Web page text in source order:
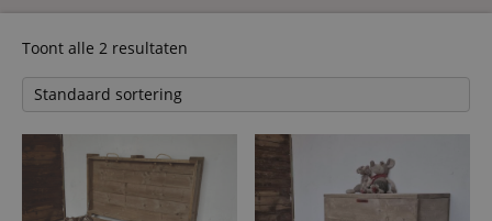
Toont alle 2 resultaten